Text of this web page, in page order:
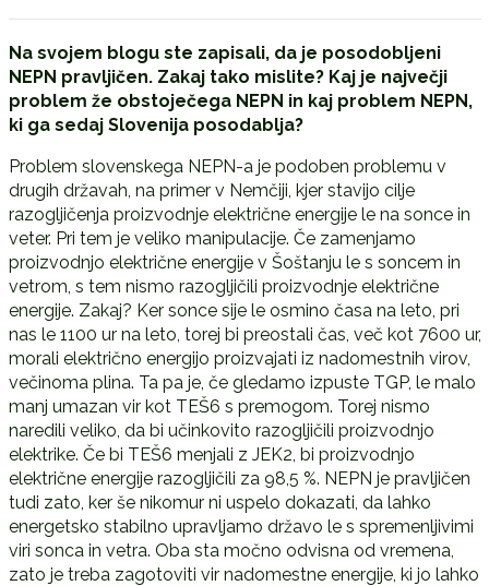
Na svojem blogu ste zapisali, da je posodobljeni
NEPN pravljičen. Zakaj tako mislite? Kaj je največji
problem že obstoječega NEPN in kaj problem NEPN,
ki ga sedaj Slovenija posodablja?
Problem slovenskega NEPN-a je podoben problemu v
drugih državah, na primer v Nemčiji, kjer stavijo cilje
razogljičenja proizvodnje električne energije le na sonce in
veter. Pri tem je veliko manipulacije. Če zamenjamo
proizvodnjo električne energije v Šoštanju le s soncem in
vetrom, s tem nismo razogljičili proizvodnje električne
energije. Zakaj? Ker sonce sije le osmino časa na leto, pri
nas le 1100 ur na leto, torej bi preostali čas, več kot 7600 ur,
morali električno energijo proizvajati iz nadomestnih virov,
večinoma plina. Ta pa je, če gledamo izpuste TGP, le malo
manj umazan vir kot TEŠ6 s premogom. Torej nismo
naredili veliko, da bi učinkovito razogljičili proizvodnjo
elektrike. Če bi TEŠ6 menjali z JEK2, bi proizvodnjo
električne energije razogljičili za 98,5 %. NEPN je pravljičen
tudi zato, ker še nikomur ni uspelo dokazati, da lahko
energetsko stabilno upravljamo državo le s spremenljivimi
viri sonca in vetra. Oba sta močno odvisna od vremena,
zato je treba zagotoviti vir nadomestne energije, ki jo lahko